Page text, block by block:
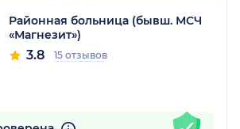
Районная больница (бывш. МСЧ
«Магнезит»)
3.8 15 отзывов